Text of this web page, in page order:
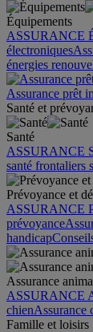
Équipements
ASSURANCE
électroniques
énergies
Assurance prêt
Santé et
Santé
ASSURANCE
santé frontaliers
Prévoyance et
ASSURANCE
prévoyance
handicap
Assurance
ASSURANCE
chienAssurance
Famille et loisirs